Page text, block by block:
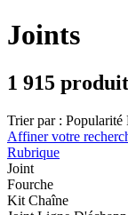
Joints
1 915
Trier par : Popularité
Affiner votre
Rubrique
Joint
Fourche
Kit Chaîne